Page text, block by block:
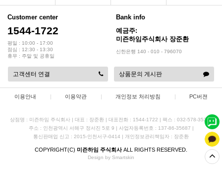
2017년 미즌하임 리뉴얼
2019년 설 명절 배송지연 안내 2019.01.23
Customer center
1544-1722
평일 : 10:00 - 17:00
점심 : 12:30 - 13:30
휴무 : 주말 및 공휴일
Bank info
예금주:
미즌하임주식회사 장준환
신한은행 140 - 010 - 796070
고객센터 연결 상품문의 게시판
이용안내 | 이용약관 | 개인정보 처리방침 | PC버젼
상점명 : 미즌하임 주식회사 | 대표 : 장준환 | 대표전화 : 1544-1722 | 팩스 : 032-578-3538 |
주소 : 인천광역시 서해구 정서진 5로 9 | 사업자등록번호 : 137-86-35687 |
통신판매업 신고 : 2015-인천서구-0414 | 개인정보관리책임자 : 장준환
COPYRIGHT(C) 미즌하임 주식회사ALL RIGHTS RESERVED.